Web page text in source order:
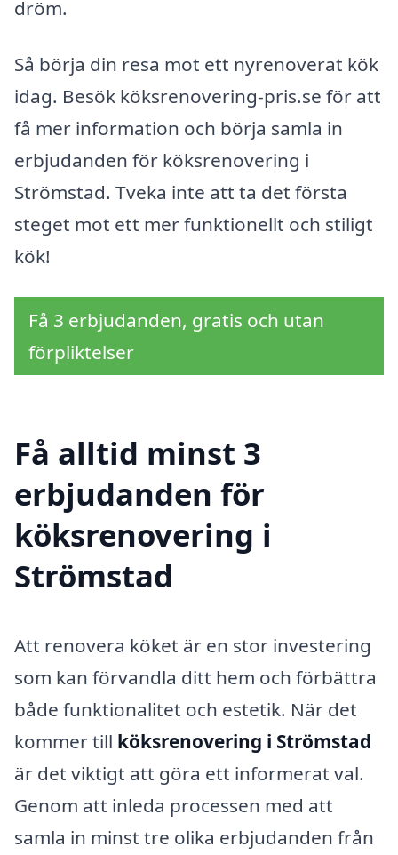
dröm.
Så börja din resa mot ett nyrenoverat kök
idag. Besök köksrenovering-pris.se för att
få mer information och börja samla in
erbjudanden för köksrenovering i
Strömstad. Tveka inte att ta det första
steget mot ett mer funktionellt och stiligt
kök!
Få 3 erbjudanden, gratis och utan
förpliktelser
Få alltid minst 3
erbjudanden för
köksrenovering i
Strömstad
Att renovera köket är en stor investering
som kan förvandla ditt hem och förbättra
både funktionalitet och estetik. När det
kommer till köksrenovering i Strömstad
är det viktigt att göra ett informerat val.
Genom att inleda processen med att
samla in minst tre olika erbjudanden från